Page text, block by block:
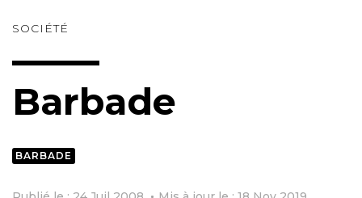
SOCIÉTÉ
Barbade
BARBADE